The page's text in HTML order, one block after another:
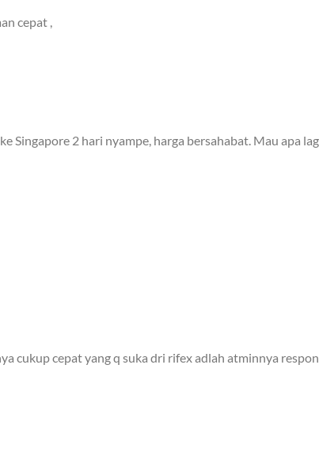
cepat ,
Singapore 2 hari nyampe, harga bersahabat. Mau apa
cukup cepat yang q suka dri rifex adlah atminnya